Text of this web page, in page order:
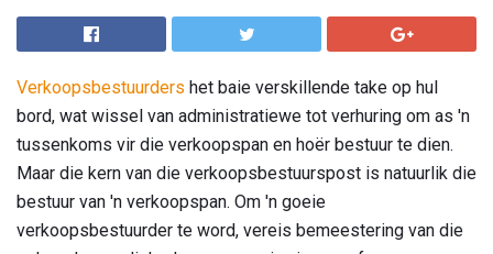
Verkoopsbestuurders het baie verskillende take op hul
bord, wat wissel van administratiewe tot verhuring om as 'n
tussenkoms vir die verkoopspan en hoër bestuur te dien.
Maar die kern van die verkoopsbestuurspost is natuurlik die
bestuur van 'n verkoopspan. Om 'n goeie
verkoopsbestuurder te word, vereis bemeestering van die